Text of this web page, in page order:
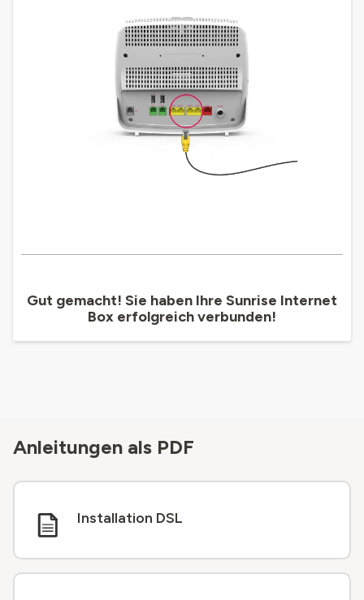
Gut gemacht! Sie haben Ihre Sunrise Internet
Box erfolgreich verbunden!
Anleitungen als PDF
Installation DSL